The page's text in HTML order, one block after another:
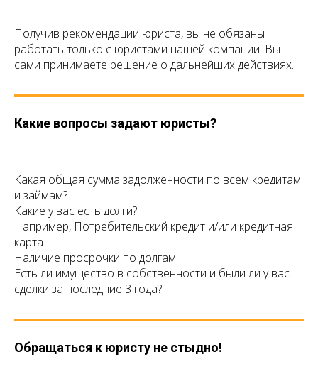
Получив рекомендации юриста, вы не обязаны
работать только с юристами нашей компании. Вы
сами принимаете решение о дальнейших действиях.
Какие вопросы задают юристы?
Какая общая сумма задолженности по всем кредитам
и займам?
Какие у вас есть долги?
Например, Потребительский кредит и/или кредитная
карта.
Наличие просрочки по долгам.
Есть ли имущество в собственности и были ли у вас
сделки за последние 3 года?
Обращаться к юристу не стыдно!